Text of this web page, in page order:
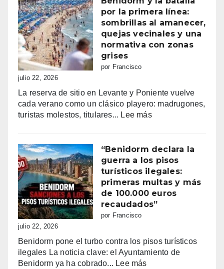
Consulta
la
programación
completa
de
Cristianos
de
Villajoyosa
por la primera línea:
sombrillas al amanecer,
quejas vecinales y una
normativa con zonas
grises
por Francisco
julio 22, 2026
La reserva de sitio en Levante y Poniente vuelve
cada verano como un clásico playero: madrugones,
turistas molestos, titulares... Lee más:
la
batalla
por
la
primera
línea:
quejas
vecinales
“Benidorm declara la
guerra a los pisos
turísticos ilegales:
primeras multas y más
de 100.000 euros
recaudados”
por Francisco
julio 22, 2026
Benidorm pone el turbo contra los pisos turísticos
ilegales La noticia clave: el Ayuntamiento de
Benidorm ya ha cobrado... Lee más: